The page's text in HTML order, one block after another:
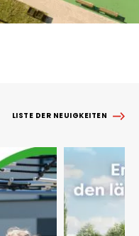
LISTE DER NEUIGKEITEN